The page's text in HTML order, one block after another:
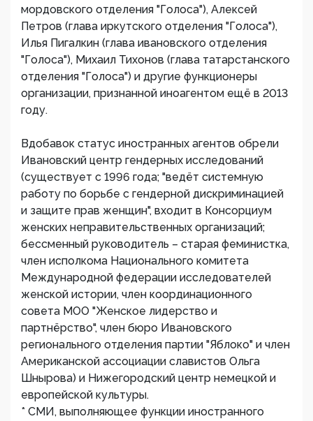
мордовского отделения "Голоса"), Алексей
Петров (глава иркутского отделения "Голоса"),
Илья Пигалкин (глава ивановского отделения
"Голоса"), Михаил Тихонов (глава татарстанского
отделения "Голоса") и другие функционеры
организации, признанной иноагентом ещё в 2013
году.
Вдобавок статус иностранных агентов обрели
Ивановский центр гендерных исследований
(существует с 1996 года; "ведёт системную
работу по борьбе с гендерной дискриминацией
и защите прав женщин", входит в Консорциум
женских неправительственных организаций;
бессменный руководитель – старая феминистка,
член исполкома Национального комитета
Международной федерации исследователей
женской истории, член координационного
совета МОО "Женское лидерство и
партнёрство", член бюро Ивановского
регионального отделения партии "Яблоко" и член
Американской ассоциации славистов Ольга
Шнырова) и Нижегородский центр немецкой и
европейской культуры.
* СМИ, выполняющее функции иностранного